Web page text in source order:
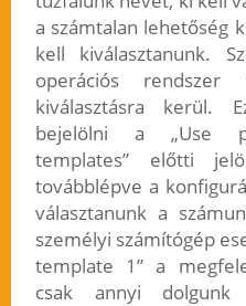
a számtalan lehetőség
kell kiválasztanunk.
operációs rendszer
kiválasztásra kerül.
bejelölni a „Use
templates” előtti
továbblépve a
választanunk a
személyi számítógép
template 1” a
csak annyi